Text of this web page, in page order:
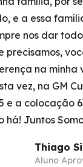
e a essa
nos dar
precisamos,
na minha
vez, na GM
e a colocação
há! Juntos
Thiago
Aluno